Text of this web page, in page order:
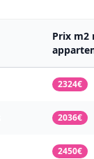
Prix m2
2324€
2036€
2450€